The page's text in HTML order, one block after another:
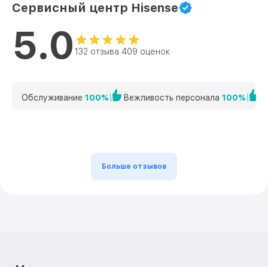
Сервисный центр Hisense
5.0 132 отзыва 409 оценок
Обслуживание 100% Вежливость персонала 100%
Больше отзывов